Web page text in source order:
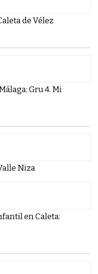
de Vélez
Gru 4. Mi
Niza
en Caleta: